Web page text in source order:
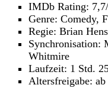
IMDb Rating:
Genre: Comedy,
Regie: Brian
Synchronisation:
Whitmire
Laufzeit: 1 Std.
Altersfreigabe: ab